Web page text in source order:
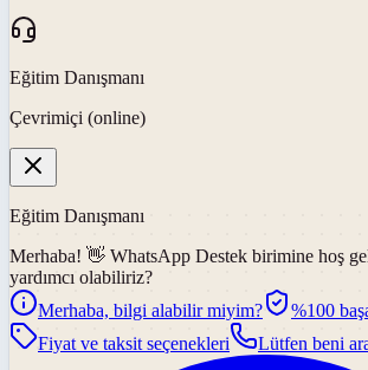
Eğitim Danışmanı
Çevrimiçi (online)
Eğitim Danışmanı
Merhaba! 👋 WhatsApp Destek birimine hoş
yardımcı olabiliriz?
Merhaba, bilgi alabilir miyim?
%100
Fiyat ve taksit seçenekleri
Lütfen beni